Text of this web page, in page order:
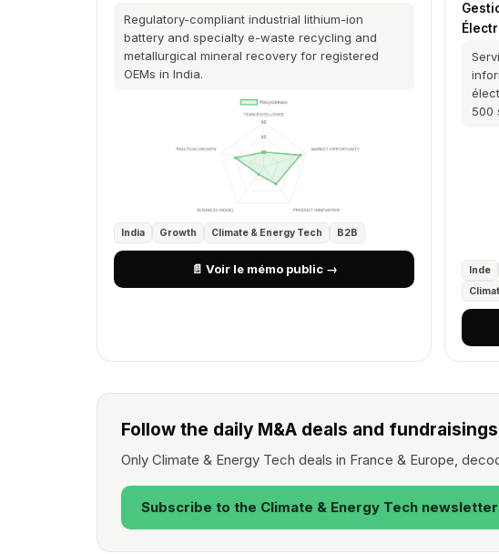
Regulatory-compliant industrial lithium-ion
battery and specialty e-waste recycling and
metallurgical mineral recovery for registered
OEMs in India.
India Growth Climate & Energy Tech B2B
📄 Voir le mémo public →
500
Inde
Follow the daily M&A deals and
Only Climate & Energy Tech deals in France & Europe,
Subscribe to the Climate & Energy Tech